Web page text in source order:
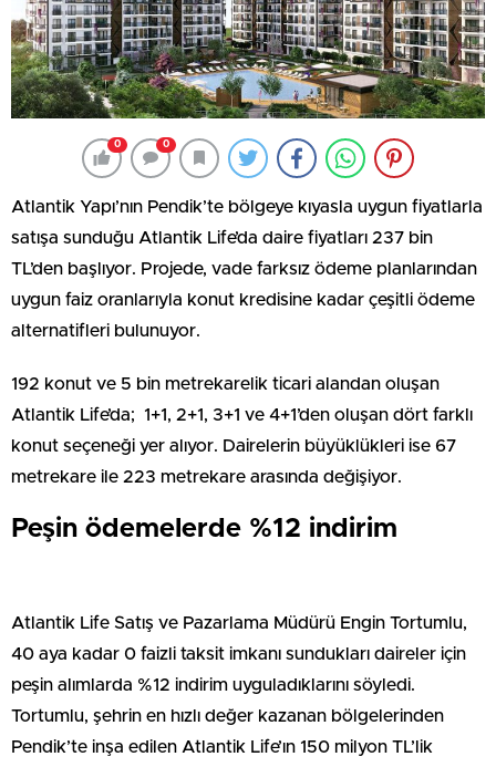
0 0
Atlantik Yapı’nın Pendik’te bölgeye kıyasla uygun fiyatlarla
satışa sunduğu Atlantik Life’da daire fiyatları 237 bin
TL’den başlıyor. Projede, vade farksız ödeme planlarından
uygun faiz oranlarıyla konut kredisine kadar çeşitli ödeme
alternatifleri bulunuyor.
192 konut ve 5 bin metrekarelik ticari alandan oluşan
Atlantik Life’da; 1+1, 2+1, 3+1 ve 4+1’den oluşan dört farklı
konut seçeneği yer alıyor. Dairelerin büyüklükleri ise 67
metrekare ile 223 metrekare arasında değişiyor.
Peşin ödemelerde %12 indirim
Atlantik Life Satış ve Pazarlama Müdürü Engin Tortumlu,
40 aya kadar 0 faizli taksit imkanı sundukları daireler için
peşin alımlarda %12 indirim uyguladıklarını söyledi.
Tortumlu, şehrin en hızlı değer kazanan bölgelerinden
Pendik’te inşa edilen Atlantik Life’ın 150 milyon TL’lik